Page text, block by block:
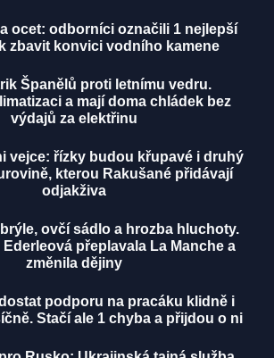
ocet: odborníci označili 1 nejlepší
zbavit konvici vodního kamene
Španělů proti letnímu vedru.
a mají doma chládek bez
výdajů za elektřinu
vejce: řízky budou křupavé i druhý
kterou Rakušané přidávají
odjakživa
ovčí sádlo a hrozba hluchoty.
přeplavala La Manche a
změnila dějiny
podporu na pracáku klidně i
Stačí ale 1 chyba a přijdou o ni